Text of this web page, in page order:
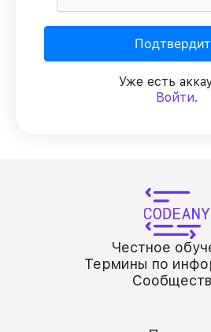
Уже есть
Войти.
Честное
Термины по